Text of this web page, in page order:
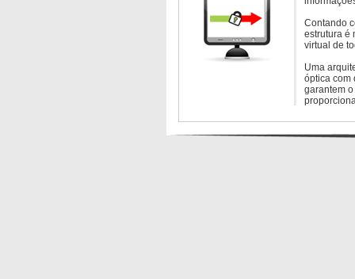
Contando
estrutura é
virtual de
Uma
óptica com
garantem